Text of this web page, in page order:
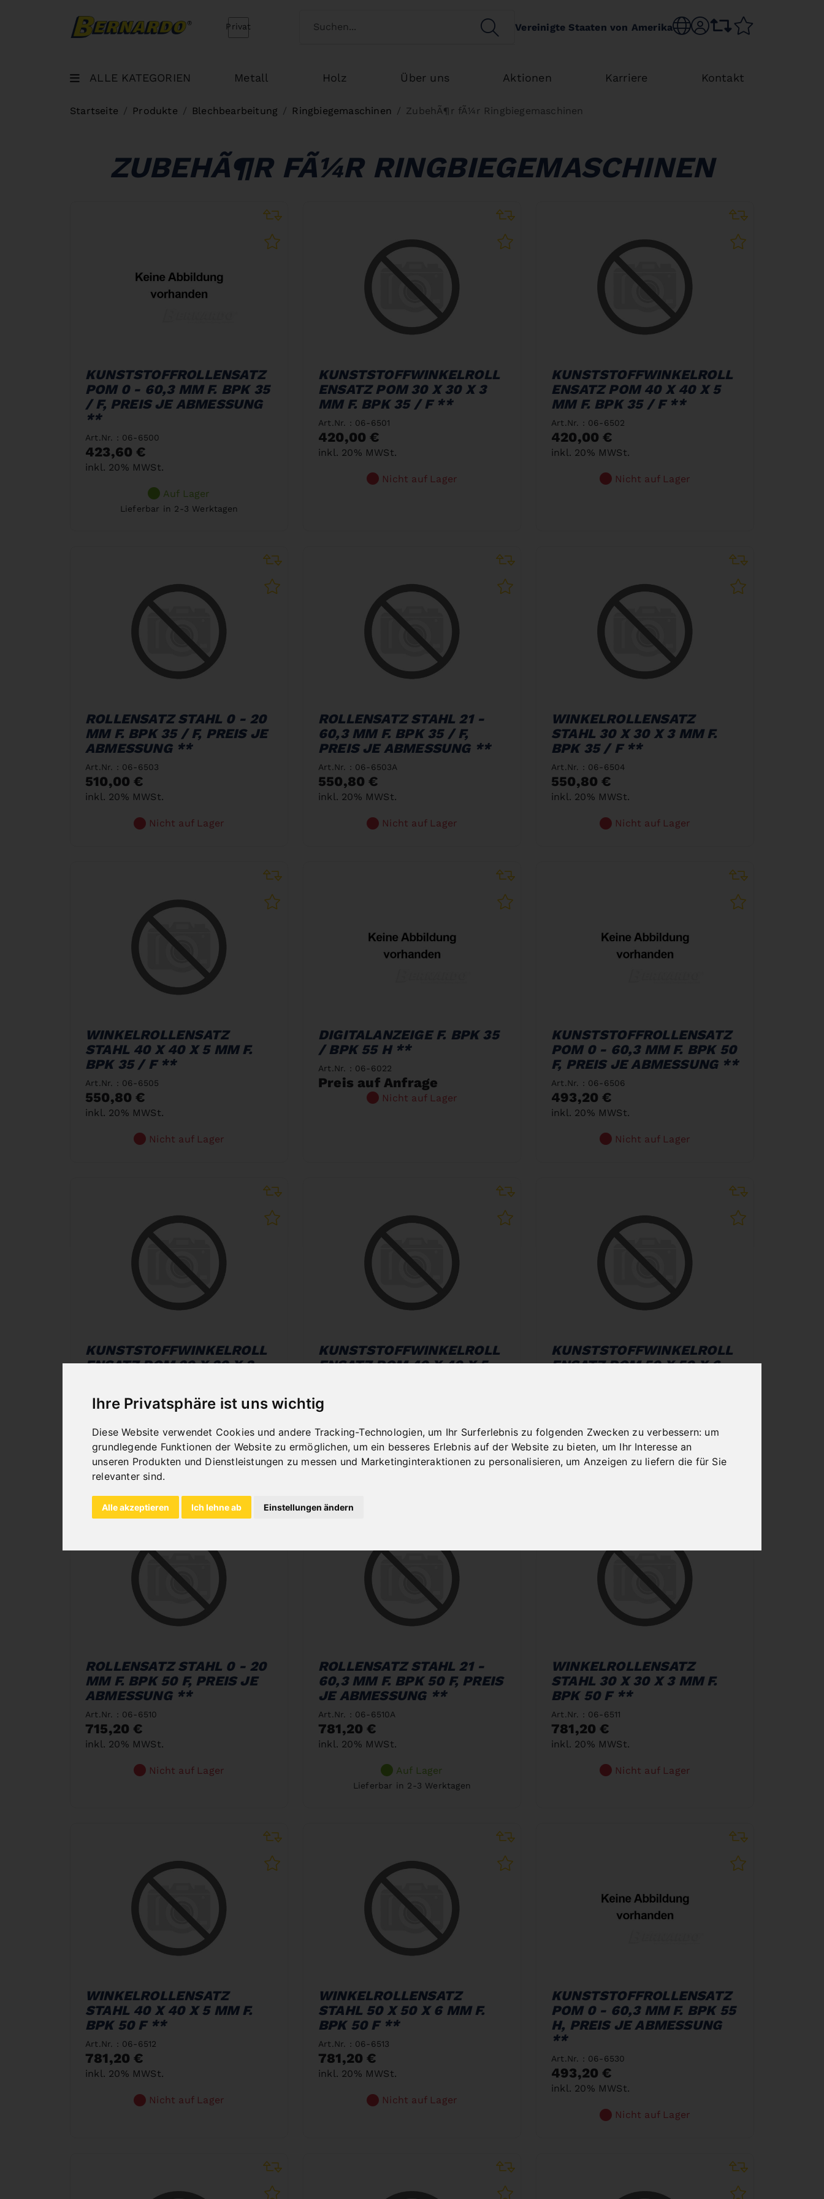
Ihre Privatsphäre ist uns wichtig
Diese Website verwendet Cookies und andere Tracking-Technologien, um Ihr Surferlebnis zu folgenden Zwecken zu verbessern: um
grundlegende Funktionen der Website zu ermöglichen, um ein besseres Erlebnis auf der Website zu bieten, um Ihr Interesse an
unseren Produkten und Dienstleistungen zu messen und Marketinginteraktionen zu personalisieren, um Anzeigen zu liefern die für Sie
relevanter sind.
Alle akzeptieren Ich lehne ab Einstellungen ändern
Bernardo Home Kundenart wechseln
Privat SEARCHVereinigte Staaten von Amerika Sprache wechseln
sr.accountVergleichsliste
ALLE KATEGORIEN Metall Holz Über uns Aktionen Karriere Kontakt
Startseite Produkte Blechbearbeitung Ringbiegemaschinen ZubehÃ¶r fÃ¼r Ringbiegemaschinen
ZUBEHÃ¶R FÃ¼R RINGBIEGEMASCHINEN
KUNSTSTOFFROLLENSATZ
POM 0 - 60,3 MM F. BPK 35
/ F, PREIS JE ABMESSUNG
**
Art.Nr. : 06-6500
423,60 €
inkl. 20% MWSt.
Auf Lager
Lieferbar in 2-3 Werktagen
KUNSTSTOFFWINKELROLL
ENSATZ POM 30 X 30 X 3
MM F. BPK 35 / F **
Art.Nr. : 06-6501
420,00 €
inkl. 20% MWSt.
Nicht auf Lager
KUNSTSTOFFWINKELROLL
ENSATZ POM 40 X 40 X 5
MM F. BPK 35 / F **
Art.Nr. : 06-6502
420,00 €
inkl. 20% MWSt.
Nicht auf Lager
ROLLENSATZ STAHL 0 - 20
MM F. BPK 35 / F, PREIS JE
ABMESSUNG **
Art.Nr. : 06-6503
510,00 €
inkl. 20% MWSt.
Nicht auf Lager
ROLLENSATZ STAHL 21 -
60,3 MM F. BPK 35 / F,
PREIS JE ABMESSUNG **
Art.Nr. : 06-6503A
550,80 €
inkl. 20% MWSt.
Nicht auf Lager
WINKELROLLENSATZ
STAHL 30 X 30 X 3 MM F.
BPK 35 / F **
Art.Nr. : 06-6504
550,80 €
inkl. 20% MWSt.
Nicht auf Lager
WINKELROLLENSATZ
STAHL 40 X 40 X 5 MM F.
BPK 35 / F **
Art.Nr. : 06-6505
550,80 €
inkl. 20% MWSt.
Nicht auf Lager
DIGITALANZEIGE F. BPK 35
/ BPK 55 H **
Art.Nr. : 06-6022
Preis auf Anfrage
Nicht auf Lager
KUNSTSTOFFROLLENSATZ
POM 0 - 60,3 MM F. BPK 50
F, PREIS JE ABMESSUNG **
Art.Nr. : 06-6506
493,20 €
inkl. 20% MWSt.
Nicht auf Lager
KUNSTSTOFFWINKELROLL
ENSATZ POM 30 X 30 X 3
Art.Nr. : 06-6507
493,20 €
inkl. 20% MWSt.
Nicht auf Lager
KUNSTSTOFFWINKELROLL
ENSATZ POM 40 X 40 X 5
Art.Nr. : 06-6508
493,20 €
inkl. 20% MWSt.
Nicht auf Lager
KUNSTSTOFFWINKELROLL
ENSATZ POM 50 X 50 X 6
inkl. 20% MWSt.
Nicht auf Lager
ROLLENSATZ STAHL 0 - 20
MM F. BPK 50 F, PREIS JE
ABMESSUNG **
Art.Nr. : 06-6510
715,20 €
inkl. 20% MWSt.
Nicht auf Lager
ROLLENSATZ STAHL 21 -
60,3 MM F. BPK 50 F, PREIS
JE ABMESSUNG **
Art.Nr. : 06-6510A
781,20 €
inkl. 20% MWSt.
Auf Lager
Lieferbar in 2-3 Werktagen
WINKELROLLENSATZ
STAHL 30 X 30 X 3 MM F.
BPK 50 F **
Art.Nr. : 06-6511
781,20 €
inkl. 20% MWSt.
Nicht auf Lager
WINKELROLLENSATZ
STAHL 40 X 40 X 5 MM F.
BPK 50 F **
Art.Nr. : 06-6512
781,20 €
inkl. 20% MWSt.
Nicht auf Lager
WINKELROLLENSATZ
STAHL 50 X 50 X 6 MM F.
BPK 50 F **
Art.Nr. : 06-6513
781,20 €
inkl. 20% MWSt.
Nicht auf Lager
KUNSTSTOFFROLLENSATZ
POM 0 - 60,3 MM F. BPK 55
H, PREIS JE ABMESSUNG
**
Art.Nr. : 06-6530
493,20 €
inkl. 20% MWSt.
Nicht auf Lager